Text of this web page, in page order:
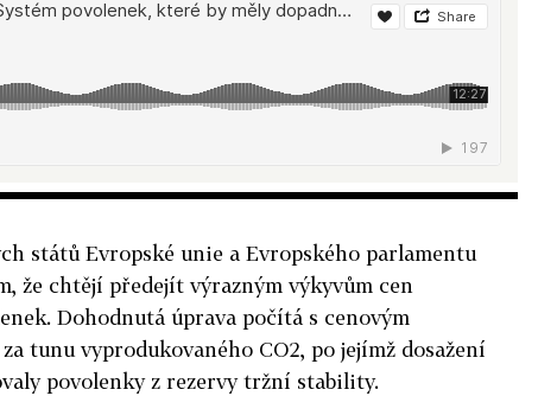
států Evropské unie a Evropského parlamentu
že chtějí předejít výrazným výkyvům cen
Dohodnutá úprava počítá s cenovým
tunu vyprodukovaného CO2, po jejímž dosažení
povolenky z rezervy tržní stability.